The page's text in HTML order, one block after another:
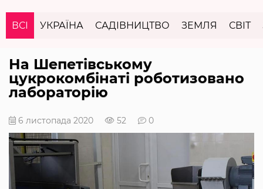
ВСІ УКРАЇНА САДІВНИЦТВО ЗЕМЛЯ СВІТ
На Шепетівському
цукрокомбінаті роботизовано
лабораторію
6 листопада 2020 52 0